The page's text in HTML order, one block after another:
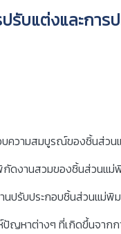
รับแต่งและกา
บความสมบูรณ์ของชิ้นส่ว
กัดงานสวมของชิ้นส่วนแม่
นปรับประกอบชิ้นส่วนแม่พิ
ห์ปัญหาต่างๆ ที่เกิดขึ้นจาก